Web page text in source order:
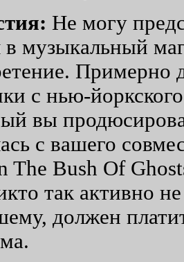
Не могу
в музыкальный
Примерно
с нью-
вы
с вашего
The Bush Of
так активно
должен